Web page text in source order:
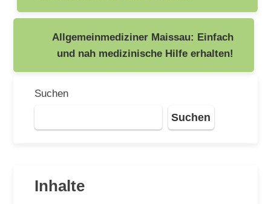
Allgemeinmediziner Maissau: Einfach
und nah medizinische Hilfe erhalten!
Suchen
Suchen
Inhalte